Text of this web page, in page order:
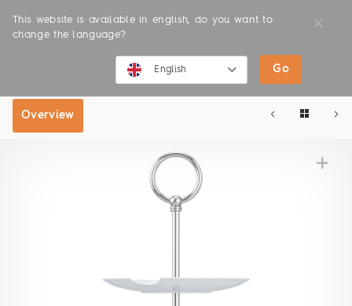
This website is available in english, do you want to
change the language?
English Go
ONLINE SHOP
Overview